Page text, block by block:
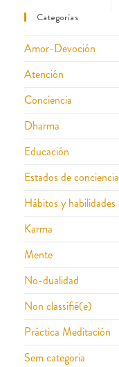
Categorías
Amor-Devoción
Atención
Conciencia
Dharma
Educación
Estados de conciencia
Hábitos y habilidades
Karma
Mente
No-dualidad
Non classifié(e)
Práctica Meditación
Sem categoria